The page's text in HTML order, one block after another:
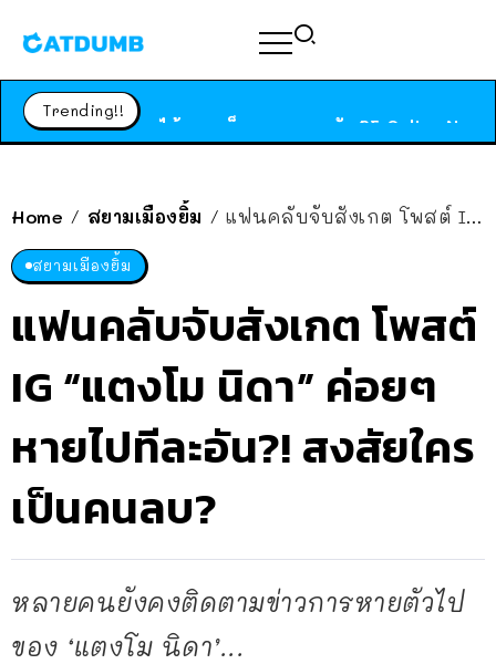
Trending!!
Home / สยามเมืองยิ้ม / แฟนคลับจับสังเกต โพสต์ IG “แตงโม นิดา” ค่อยๆ หายไปทีละอัน?! สงสัยใครเป็นคนลบ?
สยามเมืองยิ้ม
แฟนคลับจับสังเกต โพสต์
IG “แตงโม นิดา” ค่อยๆ
หายไปทีละอัน?! สงสัยใคร
เป็นคนลบ?
หลายคนยังคงติดตามข่าวการหายตัวไป
ของ ‘แตงโม นิดา’...